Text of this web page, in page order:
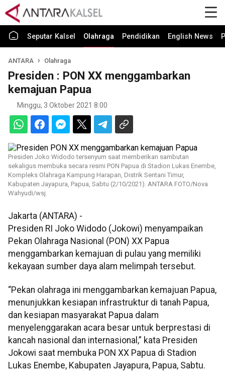
Seputar Kalsel Olahraga Pendidikan English News
ANTARA Olahraga
Presiden : PON XX menggambarkan
kemajuan Papua
Minggu, 3 Oktober 2021 8:00
Presiden Joko Widodo tersenyum saat memberikan sambutan
sekaligus membuka secara resmi PON Papua di Stadion Lukas Enembe,
Kompleks Olahraga Kampung Harapan, Distrik Sentani Timur,
Kabupaten Jayapura, Papua, Sabtu (2/10/2021). ANTARA FOTO/Nova
Wahyudi/wsj.
Jakarta (ANTARA) -
Presiden RI Joko Widodo (Jokowi) menyampaikan
Pekan Olahraga Nasional (PON) XX Papua
menggambarkan kemajuan di pulau yang memiliki
kekayaan sumber daya alam melimpah tersebut.
“Pekan olahraga ini menggambarkan kemajuan Papua,
menunjukkan kesiapan infrastruktur di tanah Papua,
dan kesiapan masyarakat Papua dalam
menyelenggarakan acara besar untuk berprestasi di
kancah nasional dan internasional,” kata Presiden
Jokowi saat membuka PON XX Papua di Stadion
Lukas Enembe, Kabupaten Jayapura, Papua, Sabtu.